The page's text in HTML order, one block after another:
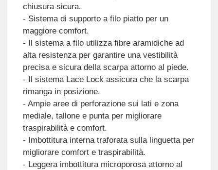
chiusura sicura.
- Sistema di supporto a filo piatto per un
maggiore comfort.
- Il sistema a filo utilizza fibre aramidiche ad
alta resistenza per garantire una vestibilità
precisa e sicura della scarpa attorno al piede.
- Il sistema Lace Lock assicura che la scarpa
rimanga in posizione.
- Ampie aree di perforazione sui lati e zona
mediale, tallone e punta per migliorare
traspirabilità e comfort.
- Imbottitura interna traforata sulla linguetta per
migliorare comfort e traspirabilità.
- Leggera imbottitura microporosa attorno al